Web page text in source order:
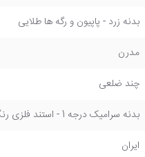
بدنه زرد - پاپیون و رگه ها طلایی
مدرن
چند ضلعی
بدنه سرامیک درجه 1 - استند فلزی رنگ ثابت
ایران